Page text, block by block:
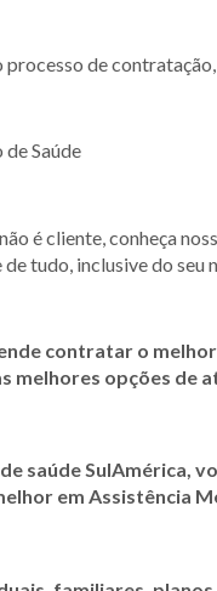
processo de
é cliente, conheça
de tudo, inclusive do seu
contratar o
melhores opções de
saúde SulAmérica,
em Assistência